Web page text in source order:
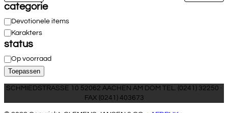
categorie
Categorie
Devotionele items
Karakters
status
Toestand
Op voorraad
Toepassen
SCHMIEDSTRASSE 10 52062 AACHEN AM DOM TEL. (0241) 32250 ·
FAX (0241) 403673